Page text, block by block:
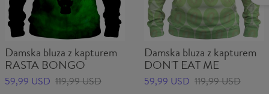
Damska bluza z kapturem
RASTA BONGO
59,99 USD 119,99 USD
Damska bluza z kapturem
DON'T EAT ME
59,99 USD 119,99 USD